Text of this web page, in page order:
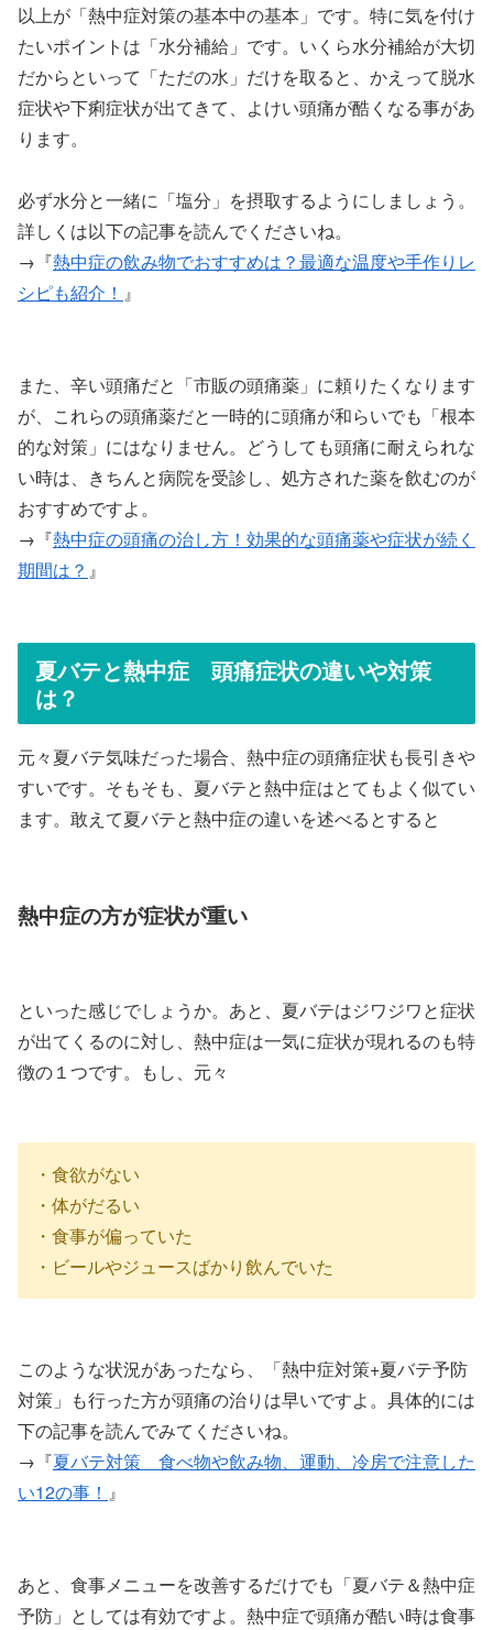
以上が「熱中症対策の基本中の基本」です。特に気を付け
たいポイントは「水分補給」です。いくら水分補給が大切
だからといって「ただの水」だけを取ると、かえって脱水
症状や下痢症状が出てきて、よけい頭痛が酷くなる事があ
ります。
必ず水分と一緒に「塩分」を摂取するようにしましょう。
詳しくは以下の記事を読んでくださいね。
→『熱中症の飲み物でおすすめは？最適な温度や手作りレ
シピも紹介！ 』
また、辛い頭痛だと「市販の頭痛薬」に頼りたくなります
が、これらの頭痛薬だと一時的に頭痛が和らいでも「根本
的な対策」にはなりません。どうしても頭痛に耐えられな
い時は、きちんと病院を受診し、処方された薬を飲むのが
おすすめですよ。
→『熱中症の頭痛の治し方！効果的な頭痛薬や症状が続く
期間は？ 』
夏バテと熱中症 頭痛症状の違いや対策
は？
元々夏バテ気味だった場合、熱中症の頭痛症状も長引きや
すいです。そもそも、夏バテと熱中症はとてもよく似てい
ます。敢えて夏バテと熱中症の違いを述べるとすると
熱中症の方が症状が重い
といった感じでしょうか。あと、夏バテはジワジワと症状
が出てくるのに対し、熱中症は一気に症状が現れるのも特
徴の１つです。もし、元々
・食欲がない
・体がだるい
・食事が偏っていた
・ビールやジュースばかり飲んでいた
このような状況があったなら、「熱中症対策+夏バテ予防
対策」も行った方が頭痛の治りは早いですよ。具体的には
下の記事を読んでみてくださいね。
→『夏バテ対策 食べ物や飲み物、運動、冷房で注意した
い12の事！ 』
あと、食事メニューを改善するだけでも「夏バテ＆熱中症
予防」としては有効ですよ。熱中症で頭痛が酷い時は食事